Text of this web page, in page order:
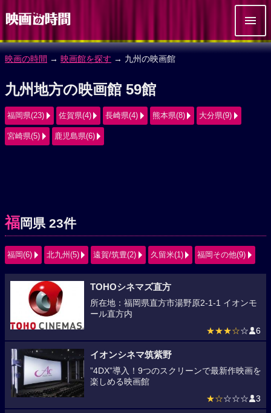
映画の時間 → 映画館を探す → 九州の映画館
九州地方の映画館 59館
福岡県(23) 佐賀県(4) 長崎県(4) 熊本県(8) 大分県(9)
宮崎県(5) 鹿児島県(6)
福岡県 23件
福岡(6) 北九州(5) 遠賀/筑豊(2) 久留米(1) 福岡その他(9)
TOHOシネマズ直方
所在地：福岡県直方市湯野原2-1-1 イオンモ
ール直方内
★★★☆☆ 6
イオンシネマ筑紫野
”4DX”導入！9つのスクリーンで最新作映画を
楽しめる映画館
★☆☆☆☆ 3